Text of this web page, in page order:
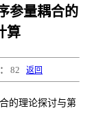
参量耦合的
算
82 返回
的理论探讨与第